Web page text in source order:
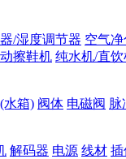
/湿度调节器 空气
擦鞋机 纯水机/直饮
水箱) 阀体 电磁阀 脉
解码器 电源 线材 插